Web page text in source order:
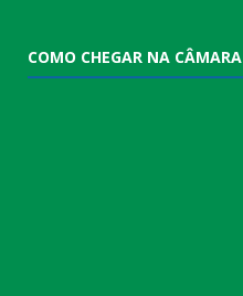
COMO CHEGAR NA CÂMARA